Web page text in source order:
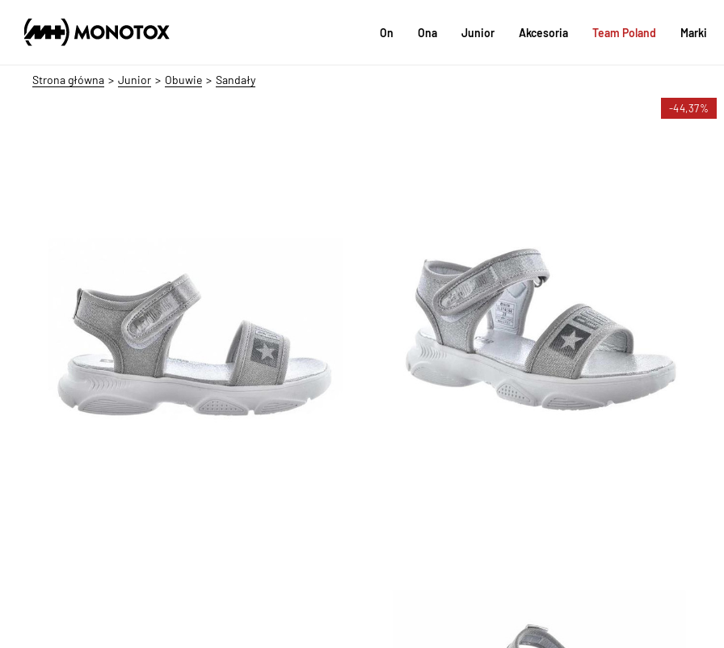
On Ona Junior Akcesoria Team Poland Marki
Strona główna Junior Obuwie Sandały
-44,37%